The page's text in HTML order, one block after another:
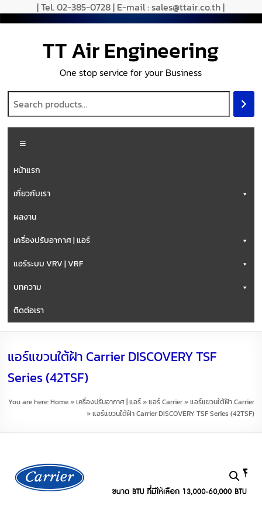
| Tel. 02-385-0728 | E-mail : sales@ttair.co.th |
TT Air Engineering
One stop service for your Business
หน้าแรก
เกี่ยวกับเรา
ผลงาน
เครื่องปรับอากาศ | แอร์
แอร์ระบบ VRV | VRF
บทความ
ติดต่อเรา
แอร์แขวนใต้ฝ้า Carrier DISCOVERY TSF
Series (42TSF)
You are here:Home»เครื่องปรับอากาศ | แอร์»แอร์ Carrier»แอร์แขวนใต้ฝ้า Carrier
»แอร์แขวนใต้ฝ้า Carrier DISCOVERY TSF Series (42TSF)